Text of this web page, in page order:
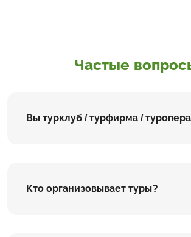
Частые
Вы турклуб / турфирма /
Кто организовывает туры?